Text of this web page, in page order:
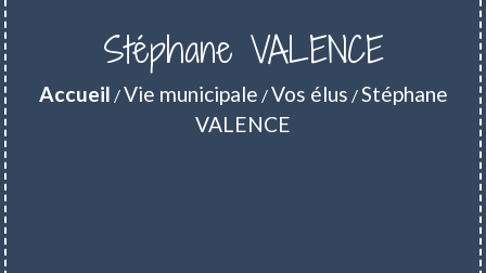
Stéphane VALENCE
Accueil /Vie municipale /Vos élus /Stéphane
VALENCE